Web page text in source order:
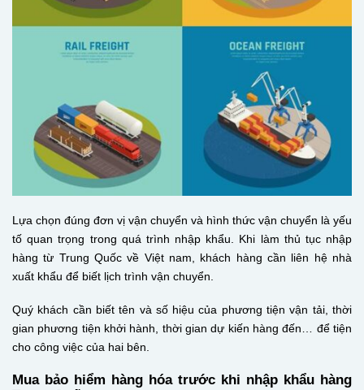
Lựa chọn đúng đơn vị vận chuyển và hình thức vận chuyển là yếu
tố quan trọng trong quá trình nhập khẩu. Khi làm thủ tục nhập
hàng từ Trung Quốc về Việt nam, khách hàng cần liên hệ nhà
xuất khẩu để biết lịch trình vận chuyển.
Quý khách cần biết tên và số hiệu của phương tiện vận tải, thời
gian phương tiện khởi hành, thời gian dự kiến hàng đến… để tiện
cho công việc của hai bên.
Mua bảo hiểm hàng hóa trước khi nhập khẩu hàng